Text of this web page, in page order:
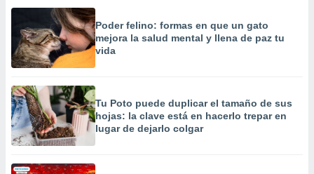
Poder felino: formas en que un gato
mejora la salud mental y llena de paz tu
vida
Tu Poto puede duplicar el tamaño de sus
hojas: la clave está en hacerlo trepar en
lugar de dejarlo colgar